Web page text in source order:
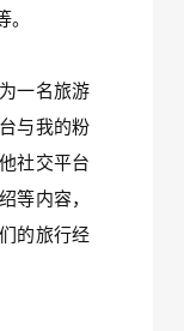
一名旅游
与我的粉
社交平台
等内容，
的旅行经